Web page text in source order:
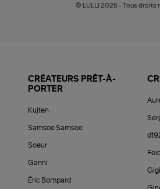
© LULLI 2025 - Tous droits
CRÉATEURS PRÊT-À-
PORTER
Kujten
Samsoe Samsoe
Soeur
Ganni
Éric Bompard